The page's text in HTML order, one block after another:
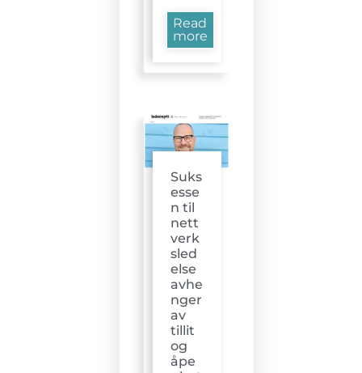
Read
more
Suks
esse
n til
nett
verk
sled
else
avhe
nger
av
tillit
og
åpe